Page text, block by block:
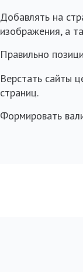
Добавлять на
изображения, а
Правильно
Верстать сайты
страниц.
Формировать